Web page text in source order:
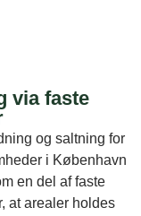
via faste
og saltning for
i København
en del af faste
at arealer holdes